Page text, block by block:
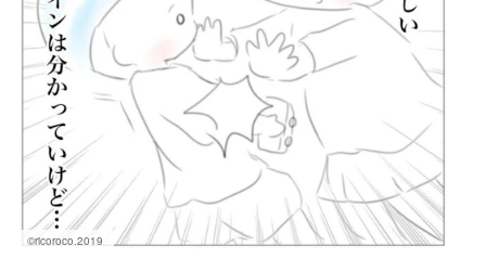
©ricoroco.2019